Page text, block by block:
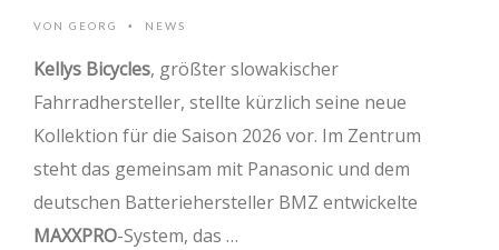
VON GEORG • NEWS
Kellys Bicycles, größter slowakischer
Fahrradhersteller, stellte kürzlich seine neue
Kollektion für die Saison 2026 vor. Im Zentrum
steht das gemeinsam mit Panasonic und dem
deutschen Batteriehersteller BMZ entwickelte
MAXXPRO-System, das …